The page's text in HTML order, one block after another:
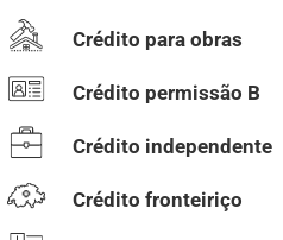
Crédito para obras
Crédito permissão B
Crédito independente
Crédito fronteiriço